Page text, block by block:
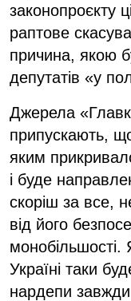
законопроєкту
раптове
причина, якою
депутатів «у
Джерела
припускають,
яким
і буде
скоріш за все,
від його
Україні таки
нардепи